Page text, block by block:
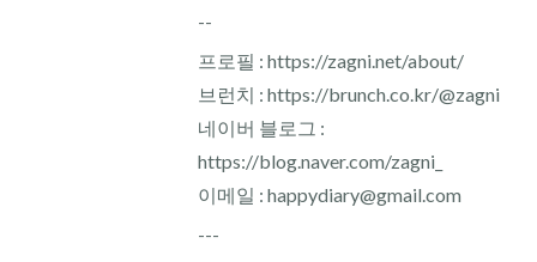
--
프로필 : https://zagni.net/about/
브런치 : https://brunch.co.kr/@zagni
네이버 블로그 :
https://blog.naver.com/zagni_
이메일 : happydiary@gmail.com
---